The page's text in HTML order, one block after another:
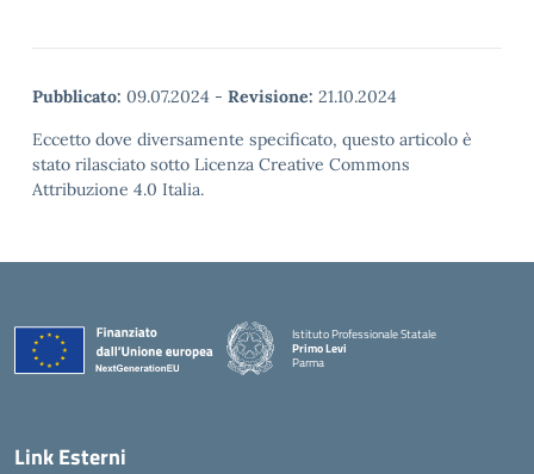
Pubblicato: 09.07.2024 - Revisione: 21.10.2024
Eccetto dove diversamente specificato, questo articolo è
stato rilasciato sotto Licenza Creative Commons
Attribuzione 4.0 Italia.
Istituto Professionale Statale
Primo Levi
Parma
Link Esterni